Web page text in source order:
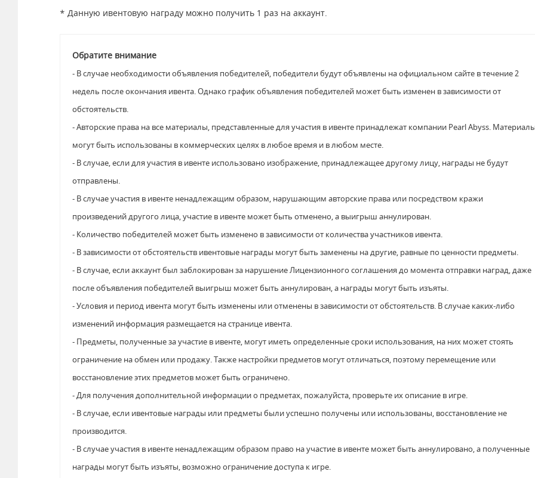
* Данную ивентовую награду можно получить 1 раз на аккаунт.
Обратите внимание
- В случае необходимости объявления победителей, победители будут объявлены на официальном сайте в течение 2
недель после окончания ивента. Однако график объявления победителей может быть изменен в зависимости от
обстоятельств.
- Авторские права на все материалы, представленные для участия в ивенте принадлежат компании Pearl Abyss.
могут быть использованы в коммерческих целях в любое время и в любом месте.
- В случае, если для участия в ивенте использовано изображение, принадлежащее другому лицу, награды не будут
отправлены.
- В случае участия в ивенте ненадлежащим образом, нарушающим авторские права или посредством кражи
произведений другого лица, участие в ивенте может быть отменено, а выигрыш аннулирован.
- Количество победителей может быть изменено в зависимости от количества участников ивента.
- В зависимости от обстоятельств ивентовые награды могут быть заменены на другие, равные по ценности предметы.
- В случае, если аккаунт был заблокирован за нарушение Лицензионного соглашения до момента отправки наград, даже
после объявления победителей выигрыш может быть аннулирован, а награды могут быть изъяты.
- Условия и период ивента могут быть изменены или отменены в зависимости от обстоятельств. В случае каких-либо
изменений информация размещается на странице ивента.
- Предметы, полученные за участие в ивенте, могут иметь определенные сроки использования, на них может стоять
ограничение на обмен или продажу. Также настройки предметов могут отличаться, поэтому перемещение или
восстановление этих предметов может быть ограничено.
- Для получения дополнительной информации о предметах, пожалуйста, проверьте их описание в игре.
- В случае, если ивентовые награды или предметы были успешно получены или использованы, восстановление не
производится.
- В случае участия в ивенте ненадлежащим образом право на участие в ивенте может быть аннулировано, а полученные
награды могут быть изъяты, возможно ограничение доступа к игре.